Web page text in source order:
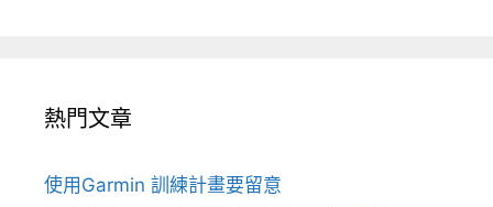
熱門文章
使用Garmin 訓練計畫要留意